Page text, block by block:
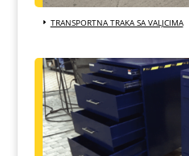
TRANSPORTNA TRAKA SA VALJCIMA